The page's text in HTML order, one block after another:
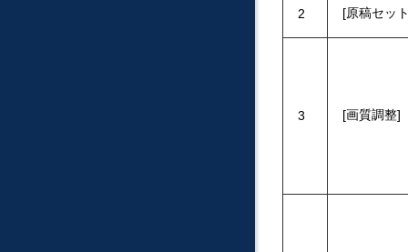
2 原稿セッ
3 画質調整